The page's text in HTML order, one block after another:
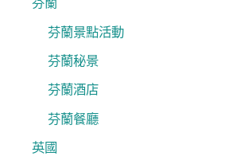
芬蘭景點活動
芬蘭秘景
芬蘭酒店
芬蘭餐廳
英國